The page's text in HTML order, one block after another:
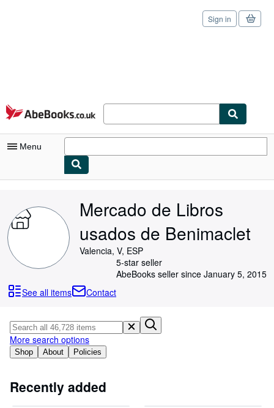
Skip to main content
AbeBooks.co.uk
Sign in
Menu
My Purchases
Sign Off
Advanced Search
Rare Books
Art & Collectables
Textbooks
Sellers
Start Selling
Mercado de Libros
usados de Benimaclet
Valencia, V, ESP
5-star seller
AbeBooks seller since January 5, 2015
See all items
Contact
Shop About Policies
More search options
Recently added